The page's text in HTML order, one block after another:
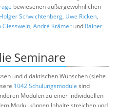
bewiesenen außergewöhnlichen
Schwichtenberg, Uwe Ricken,
Giesswein, André Krämer und Rainer
Seminare
und didaktischen Wünschen (siehe
1042 Schulungsmodule sind
Modulen zu einer individuellen